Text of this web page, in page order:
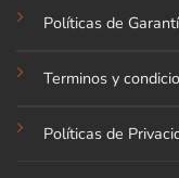
Políticas de
Terminos y
Políticas de